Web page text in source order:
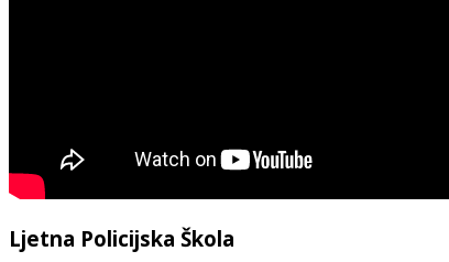
Ljetna Policijska Škola